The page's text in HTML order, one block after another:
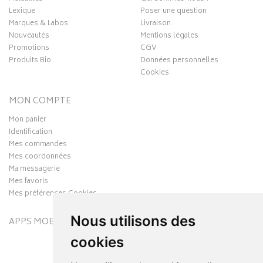
Nous utilisons des
cookies
Lexique
Marques & Labos
Nouveautés
Promotions
Produits Bio
Poser une question
Livraison
Mentions légales
CGV
Données personnelles
Cookies
MON COMPTE
Mon panier
Identification
Mes commandes
Mes coordonnées
Ma messagerie
Mes favoris
Mes préférences Cookies
APPS MOBILES